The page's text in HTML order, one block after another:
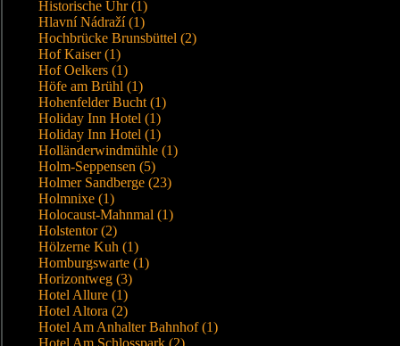
Historische Uhr (1)
Hlavní Nádraží (1)
Hochbrücke Brunsbüttel (2)
Hof Kaiser (1)
Hof Oelkers (1)
Höfe am Brühl (1)
Hohenfelder Bucht (1)
Holiday Inn Hotel (1)
Holiday Inn Hotel (1)
Holländerwindmühle (1)
Holm-Seppensen (5)
Holmer Sandberge (23)
Holmnixe (1)
Holocaust-Mahnmal (1)
Holstentor (2)
Hölzerne Kuh (1)
Homburgswarte (1)
Horizontweg (3)
Hotel Allure (1)
Hotel Altora (2)
Hotel Am Anhalter Bahnhof (1)
Hotel Am Schlosspark (2)